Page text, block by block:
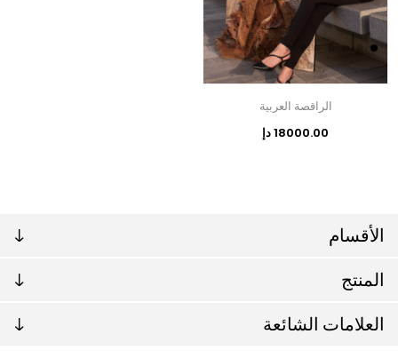
الأقسام
المنتج
العلامات الشائعة
الراقصة العربية
18000.00 دإ